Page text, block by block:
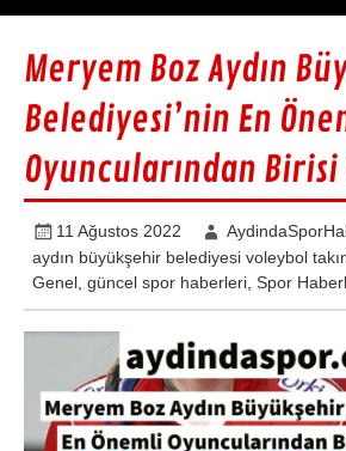
Meryem Boz Aydın
Belediyesi’nin En
Oyuncularından
11 Ağustos 2022
aydın büyükşehir belediyesi voleybol
Genel ,güncel spor haberleri ,Spor